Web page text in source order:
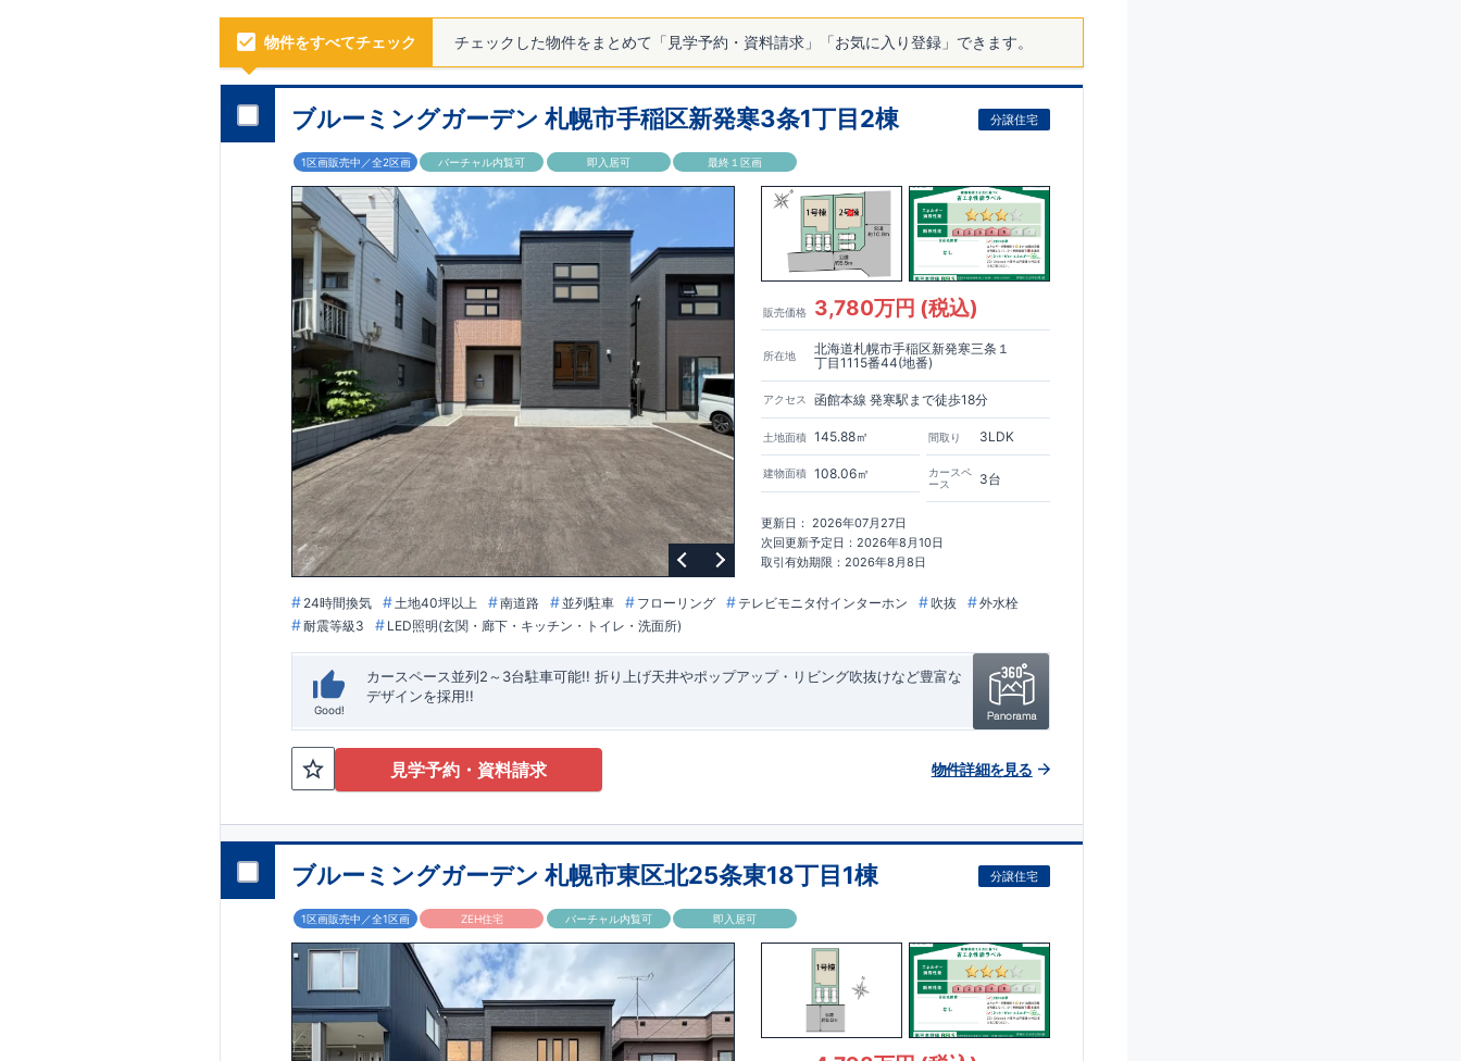
物件をすべてチェック チェックした物件をまとめて「見学予約・資料請求」「お気に入り登録」できます。
ブルーミングガーデン 札幌市手稲区新発寒3条1丁目2棟 分譲住宅
1区画販売中／全2区画 バーチャル内覧可 即入居可 最終１区画
販売価格 3,780万円 (税込)
所在地
北海道札幌市手稲区新発寒三条１
丁目1115番44(地番)
アクセス 函館本線 発寒駅まで徒歩18分
土地面積 145.88㎡
建物面積 108.06㎡
間取り 3LDK
カースペ
ース
3台
更新日： 2026年07月27日
次回更新予定日：2026年8月10日
取引有効期限：2026年8月8日
24時間換気 土地40坪以上 南道路 並列駐車 フローリング テレビモニタ付インターホン 吹抜
外水栓
耐震等級3
LED照明(玄関・廊下・キッチン・トイレ・洗面所)
Good!
カースペース並列2～3台駐車可能!! ​折り上げ天井やポップアップ・リビング吹抜けなど豊富な
デザインを採用!!
見学予約・資料請求 物件詳細を見る
ブルーミングガーデン 札幌市東区北25条東18丁目1棟 分譲住宅
1区画販売中／全1区画 ZEH住宅 バーチャル内覧可 即入居可